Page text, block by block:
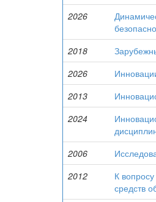
2026
2018
2026
2013
2024
2006
2012
К
средств